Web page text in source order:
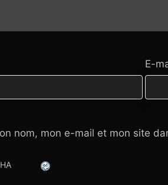
E-
nom, mon e-mail et mon site